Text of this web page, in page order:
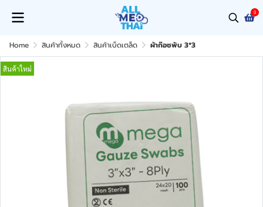
0
Home สินค้าทั้งหมด สินค้าเบ็ดเตล็ด ผ้าก๊อซพับ 3*3
สินค้าใหม่